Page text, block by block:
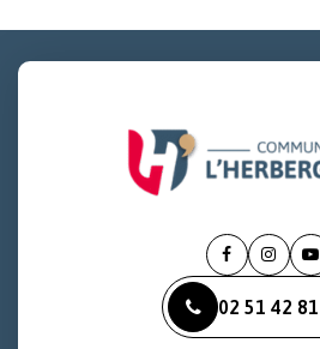
Lien
le
compte
Lien
le
la
02 51 42